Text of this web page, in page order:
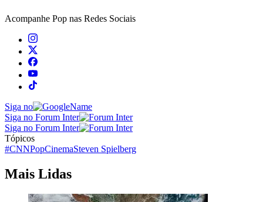
Acompanhe Pop nas Redes Sociais
Siga no
Siga no Forum Inter
Siga no Forum Inter
Tópicos
#CNNPopCinemaSteven Spielberg
Mais Lidas